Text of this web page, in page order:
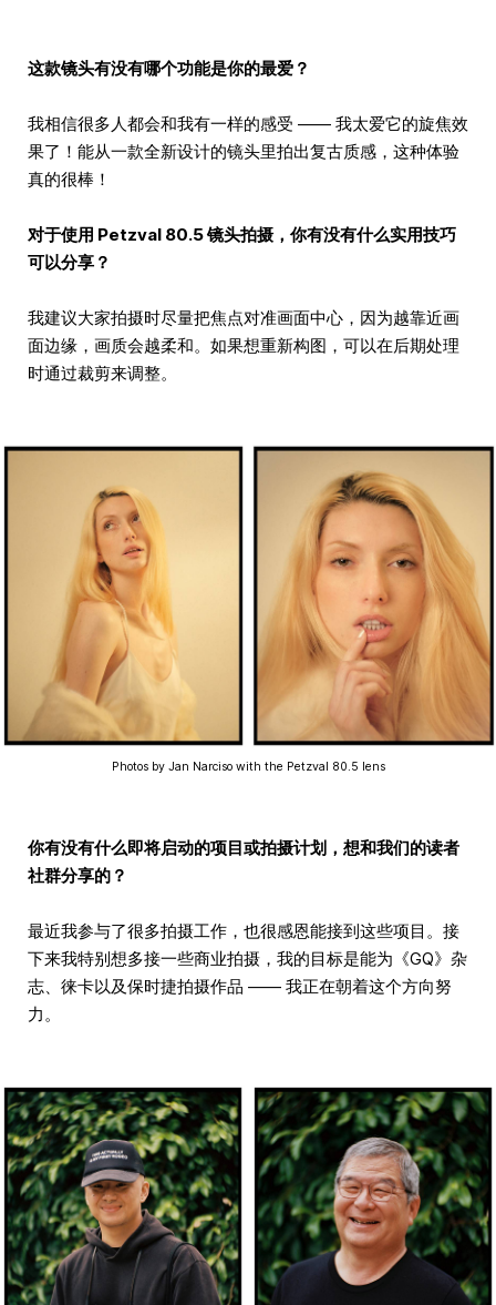
这款镜头有没有哪个功能是你的最爱？
我相信很多人都会和我有一样的感受 —— 我太爱它的旋焦效
果了！能从一款全新设计的镜头里拍出复古质感，这种体验
真的很棒！
对于使用 Petzval 80.5 镜头拍摄，你有没有什么实用技巧
可以分享？
我建议大家拍摄时尽量把焦点对准画面中心，因为越靠近画
面边缘，画质会越柔和。如果想重新构图，可以在后期处理
时通过裁剪来调整。
Photos by Jan Narciso with the Petzval 80.5 lens
你有没有什么即将启动的项目或拍摄计划，想和我们的读者
社群分享的？
最近我参与了很多拍摄工作，也很感恩能接到这些项目。接
下来我特别想多接一些商业拍摄，我的目标是能为《GQ》杂
志、徕卡以及保时捷拍摄作品 —— 我正在朝着这个方向努
力。